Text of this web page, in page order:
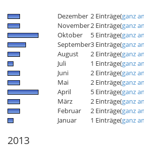
Dezember 2 Einträge(ganz
November2 Einträge(ganz
Oktober
5 Einträge(ganz
September3 Einträge(ganz
August
2 Einträge(ganz
Juli
1 Einträge(ganz
Juni
2 Einträge(ganz
Mai
2 Einträge(ganz
April
5 Einträge(ganz
März
2 Einträge(ganz
Februar
2 Einträge(ganz
Januar
1 Einträge(ganz
2013